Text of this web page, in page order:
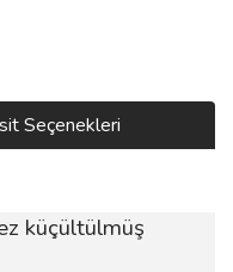
Seçenekleri
küçültülmüş